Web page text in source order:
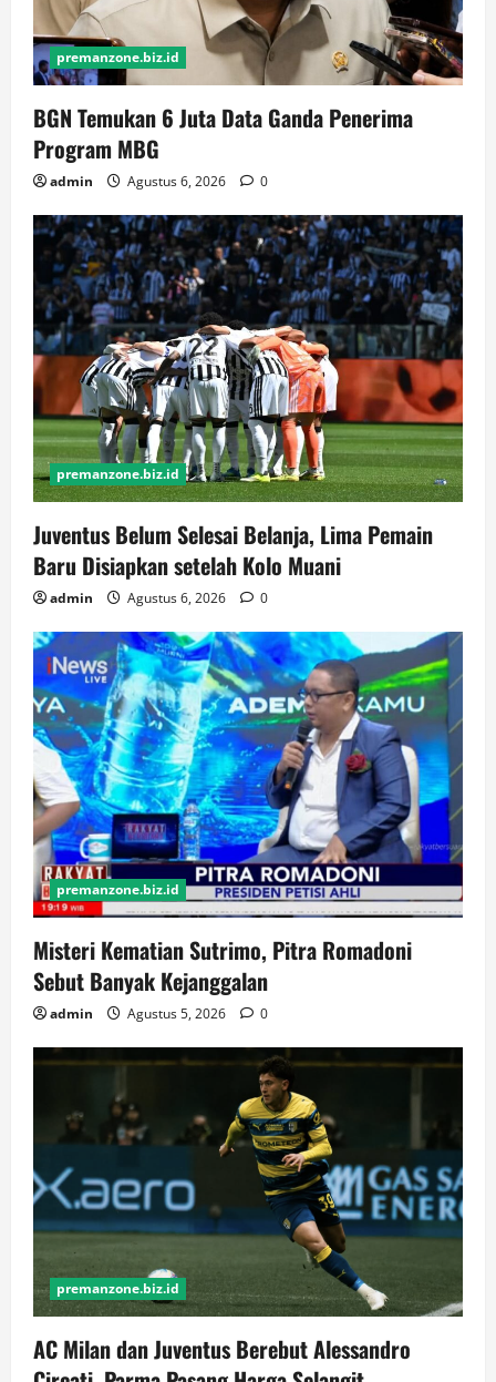
premanzone.biz.id
BGN Temukan 6 Juta Data Ganda Penerima
Program MBG
admin Agustus 6, 2026 0
premanzone.biz.id
Juventus Belum Selesai Belanja, Lima Pemain
Baru Disiapkan setelah Kolo Muani
admin Agustus 6, 2026 0
premanzone.biz.id
Misteri Kematian Sutrimo, Pitra Romadoni
Sebut Banyak Kejanggalan
admin Agustus 5, 2026 0
premanzone.biz.id
AC Milan dan Juventus Berebut Alessandro